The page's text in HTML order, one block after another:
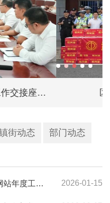
凉”慰问活动
街动态 部门动态
工作报表 2026-01-15